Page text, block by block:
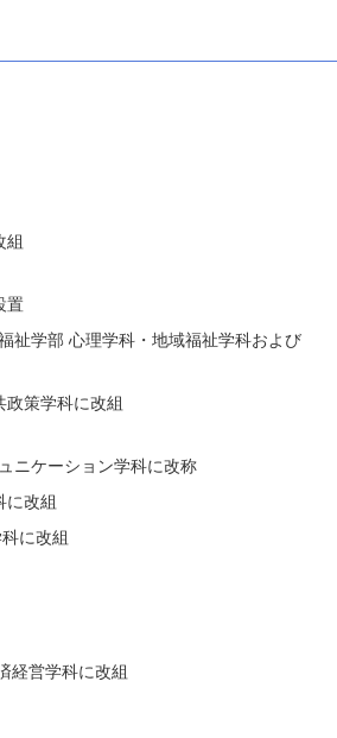
組
置
祉学部 心理学科・地域福祉学科および
策学科に改組
ニケーション学科に改称
に改組
に改組
経営学科に改組